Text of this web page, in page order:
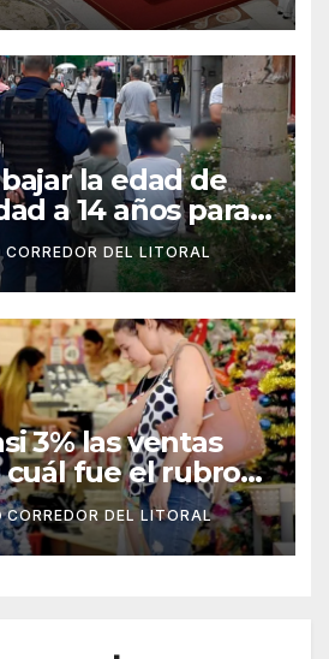
la edad de
a 14 años para
delitos
CORREDOR DEL LITORAL
3% las ventas
cuál fue el rubro
CORREDOR DEL LITORAL